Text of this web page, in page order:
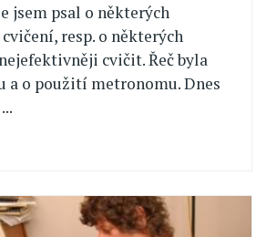
jsem psal o některých
resp. o některých
cvičit. Řeč byla
a o použití metronomu. Dnes